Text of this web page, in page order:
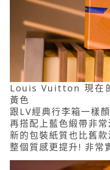
Louis Vuitton 現在
黃色
跟LV經典行李箱一樣
再搭配上藍色緞帶非
新的包裝紙質也比舊
整個質感更提升! 非常